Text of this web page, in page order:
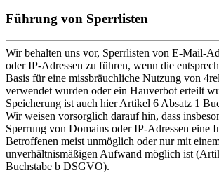
Führung von Sperrlisten
Wir behalten uns vor, Sperrlisten von E-Mail-
oder IP-Adressen zu führen, wenn die
Basis für eine missbräuchliche Nutzung von
verwendet wurden oder ein Hauverbot erteilt
Speicherung ist auch hier Artikel 6 Absatz 1
Wir weisen vorsorglich darauf hin, dass
Sperrung von Domains oder IP-Adressen eine
Betroffenen meist unmöglich oder nur mit
unverhältnismäßigen Aufwand möglich ist
Buchstabe b DSGVO).